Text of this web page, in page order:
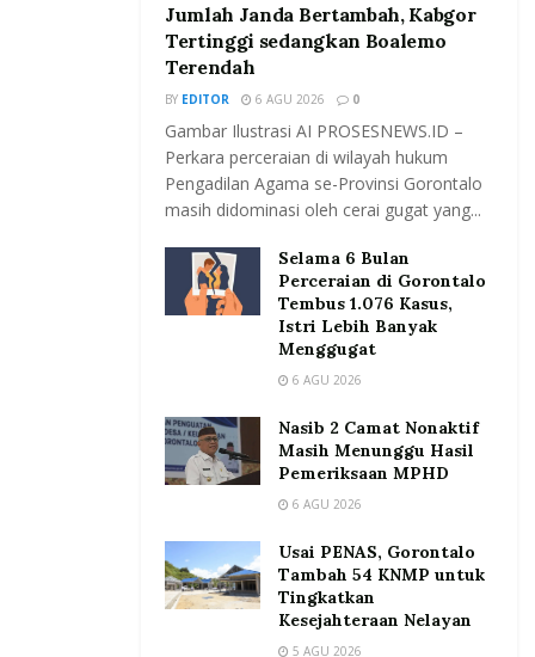
Jumlah Janda Bertambah, Kabgor
Tertinggi sedangkan Boalemo
Terendah
BY EDITOR 6 AGU 2026 0
Gambar Ilustrasi AI PROSESNEWS.ID –
Perkara perceraian di wilayah hukum
Pengadilan Agama se-Provinsi Gorontalo
masih didominasi oleh cerai gugat yang...
Selama 6 Bulan
Perceraian di Gorontalo
Tembus 1.076 Kasus,
Istri Lebih Banyak
Menggugat
6 AGU 2026
Nasib 2 Camat Nonaktif
Masih Menunggu Hasil
Pemeriksaan MPHD
6 AGU 2026
Usai PENAS, Gorontalo
Tambah 54 KNMP untuk
Tingkatkan
Kesejahteraan Nelayan
5 AGU 2026